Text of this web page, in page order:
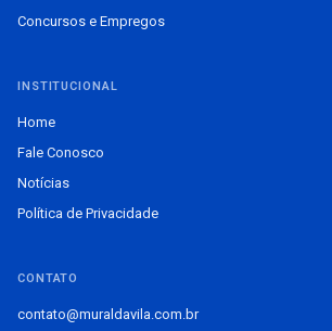
Concursos e Empregos
INSTITUCIONAL
Home
Fale Conosco
Notícias
Política de Privacidade
CONTATO
contato@muraldavila.com.br